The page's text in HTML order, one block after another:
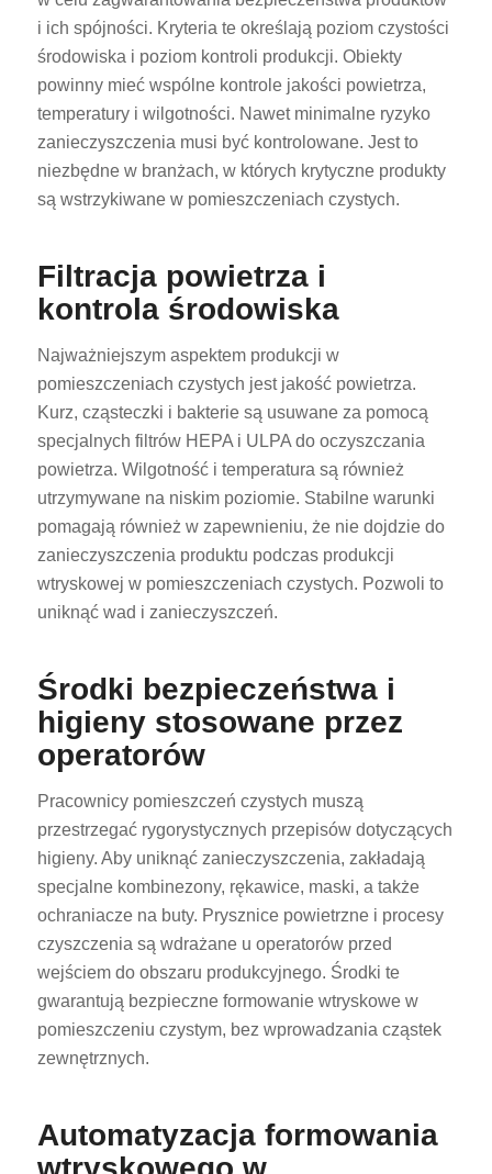
i ich spójności. Kryteria te określają poziom czystości
środowiska i poziom kontroli produkcji. Obiekty
powinny mieć wspólne kontrole jakości powietrza,
temperatury i wilgotności. Nawet minimalne ryzyko
zanieczyszczenia musi być kontrolowane. Jest to
niezbędne w branżach, w których krytyczne produkty
są wstrzykiwane w pomieszczeniach czystych.
Filtracja powietrza i
kontrola środowiska
Najważniejszym aspektem produkcji w
pomieszczeniach czystych jest jakość powietrza.
Kurz, cząsteczki i bakterie są usuwane za pomocą
specjalnych filtrów HEPA i ULPA do oczyszczania
powietrza. Wilgotność i temperatura są również
utrzymywane na niskim poziomie. Stabilne warunki
pomagają również w zapewnieniu, że nie dojdzie do
zanieczyszczenia produktu podczas produkcji
wtryskowej w pomieszczeniach czystych. Pozwoli to
uniknąć wad i zanieczyszczeń.
Środki bezpieczeństwa i
higieny stosowane przez
operatorów
Pracownicy pomieszczeń czystych muszą
przestrzegać rygorystycznych przepisów dotyczących
higieny. Aby uniknąć zanieczyszczenia, zakładają
specjalne kombinezony, rękawice, maski, a także
ochraniacze na buty. Prysznice powietrzne i procesy
czyszczenia są wdrażane u operatorów przed
wejściem do obszaru produkcyjnego. Środki te
gwarantują bezpieczne formowanie wtryskowe w
pomieszczeniu czystym, bez wprowadzania cząstek
zewnętrznych.
Automatyzacja formowania